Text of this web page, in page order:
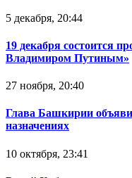
5 декабря, 20:44
19 декабря состоится
Владимиром Путиным»
27 ноября, 20:40
Глава Башкирии
назначениях
10 октября, 23:41